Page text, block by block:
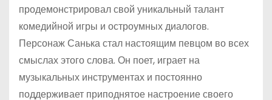
продемонстрировал свой уникальный талант
комедийной игры и остроумных диалогов.
Персонаж Санька стал настоящим певцом во всех
смыслах этого слова. Он поет, играет на
музыкальных инструментах и постоянно
поддерживает приподнятое настроение своего